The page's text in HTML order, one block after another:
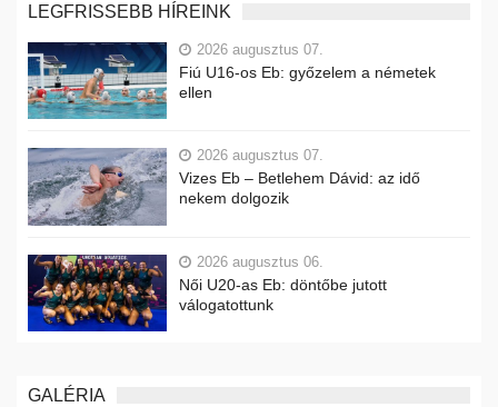
LEGFRISSEBB HÍREINK
2026 augusztus 07.
Fiú U16-os Eb: győzelem a németek
ellen
2026 augusztus 07.
Vizes Eb – Betlehem Dávid: az idő
nekem dolgozik
2026 augusztus 06.
Női U20-as Eb: döntőbe jutott
válogatottunk
GALÉRIA